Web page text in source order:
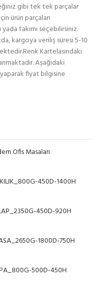
gibi tek tek parçalar
ürün parçaları
takımı seçebilirsiniz.
kargoya veriliş süresi 5-10
Kartelasındaki
Aşağıdaki
yaparak fiyat bilgisine
Ofis Masaları
450D-1400H
450D-920H
1800D-750H
500D-450H